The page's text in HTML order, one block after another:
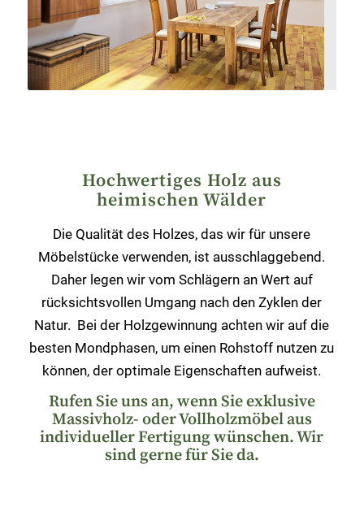
Hochwertiges Holz aus
heimischen Wälder
Die Qualität des Holzes, das wir für unsere
Möbelstücke verwenden, ist ausschlaggebend.
Daher legen wir vom Schlägern an Wert auf
rücksichtsvollen Umgang nach den Zyklen der
Natur. Bei der Holzgewinnung achten wir auf die
besten Mondphasen, um einen Rohstoff nutzen zu
können, der optimale Eigenschaften aufweist.
Rufen Sie uns an, wenn Sie exklusive
Massivholz- oder Vollholzmöbel aus
individueller Fertigung wünschen. Wir
sind gerne für Sie da.